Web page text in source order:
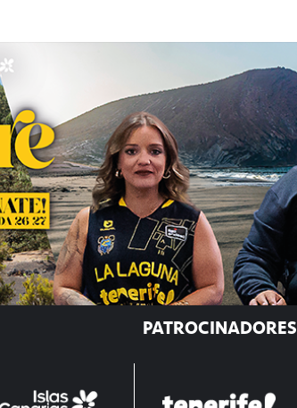
PATROCINADORES